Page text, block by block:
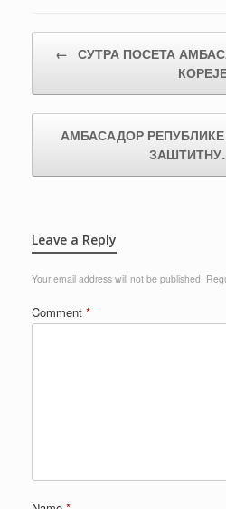
← СУТРА ПОСЕТА
АМБАСАДОР
Leave a Reply
Your email address will not be published.
Comment *